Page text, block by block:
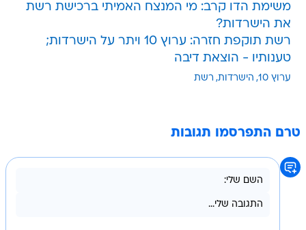
משימת הדו קרב: מי המנצח האמיתי ברכישת רשת
את הישרדות?
רשת תוקפת חזרה: ערוץ 10 ויתר על הישרדות;
טענותיו - הוצאת דיבה
ערוץ 10 הישרדות רשת
טרם התפרסמו תגובות